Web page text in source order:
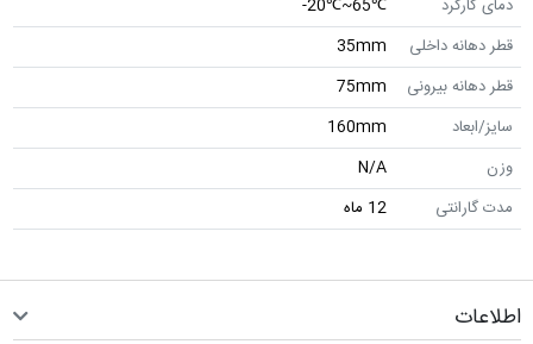
دمای کارکرد
℃65~℃20-
قطر دهانه داخلی
35mm
قطر دهانه بیرونی
75mm
سایز/ابعاد
160mm
وزن
N/A
مدت گارانتی
12 ماه
اطلاعات